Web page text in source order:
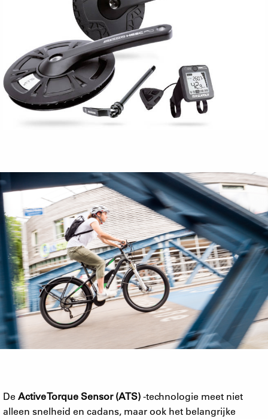
De Active Torque Sensor (ATS)-technologie meet niet
alleen snelheid en cadans, maar ook het belangrijke